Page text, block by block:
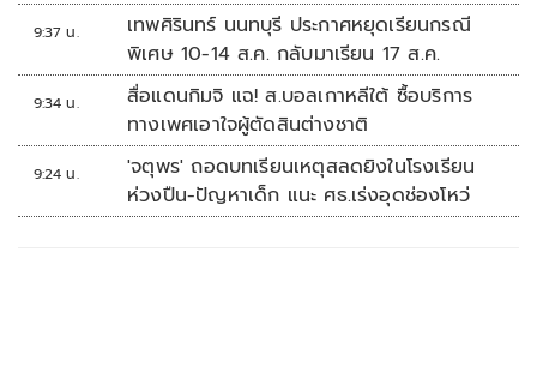
9:37 น.
เทพศิรินทร์ นนทบุรี ประกาศหยุดเรียนกรณี
พิเศษ 10-14 ส.ค. กลับมาเรียน 17 ส.ค.
9:34 น.
สื่อแดนกิมจิ แฉ! ส.บอลเกาหลีใต้ ซื้อบริการ
ทางเพศเอาใจผู้ตัดสินต่างชาติ
9:24 น.
'จตุพร' ถอดบทเรียนเหตุสลดยิงในโรงเรียน
ห่วงปืน-ปัญหาเด็ก แนะ ศธ.เร่งอุดช่องโหว่